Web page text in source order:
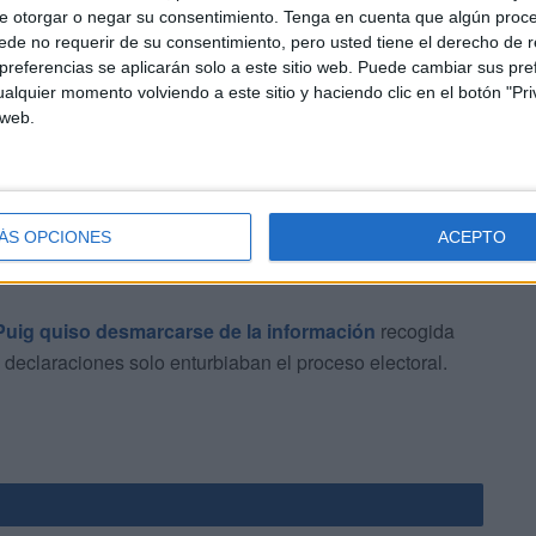
otorgar o negar su consentimiento. Tenga en cuenta que algún
no requerir de su consentimiento, pero usted tiene el derecho de
se aplicarán solo a este sitio web. Puede cambiar sus
momento volviendo a este sitio y haciendo clic en el botón
OPCIONES ACEPTO
había otros nueve nombres en cada una de ellas.
de Ramírez Muñoz fue interpretada como un intento
especialmente vinculada a Las Penas
quiso desmarcarse de la información recogida
solo enturbiaban el proceso electoral.